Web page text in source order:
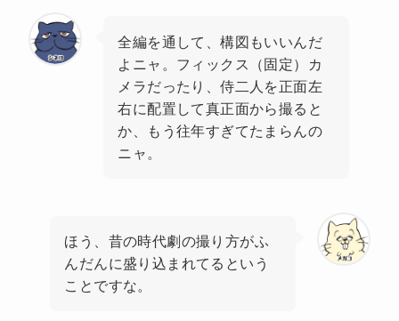
全編を通して、構図もいいんだ
よニャ。フィックス（固定）カ
メラだったり、侍二人を正面左
右に配置して真正面から撮ると
か、もう往年すぎてたまらんの
ニャ。
ほう、昔の時代劇の撮り方がふ
んだんに盛り込まれてるという
ことですな。